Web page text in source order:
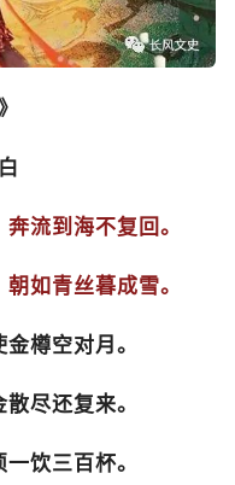
流到海不复回。
如青丝暮成雪。
樽空对月。
尽还复来。
饮三百杯。